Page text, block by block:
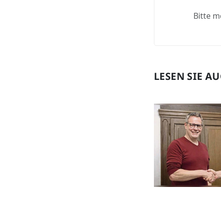
Bitte
LESEN SIE